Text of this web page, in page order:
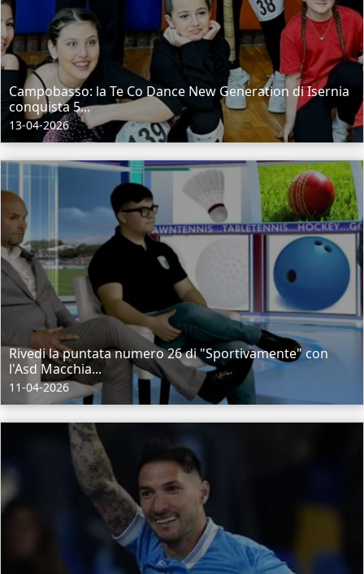
Campobasso: la Te Co Dance New Generation di Isernia
conquista 5...
13-04-2026
Rivedi la puntata numero 26 di "Sportivamente" con
l'Asd Macchia...
11-04-2026